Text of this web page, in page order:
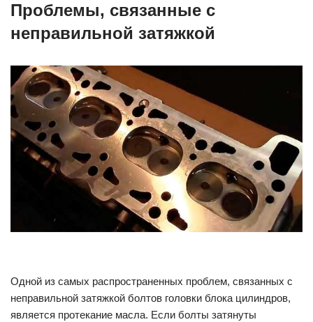
Проблемы, связанные с
неправильной затяжкой
Одной из самых распространенных проблем, связанных с
неправильной затяжкой болтов головки блока цилиндров,
является протекание масла. Если болты затянуты